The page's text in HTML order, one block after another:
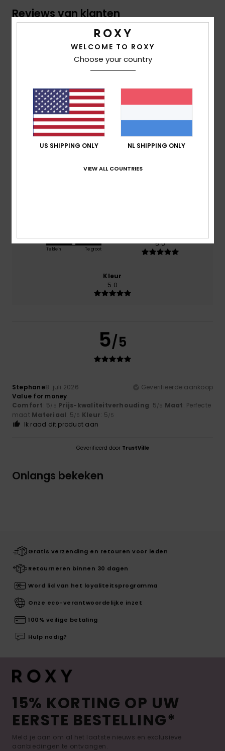
Reviews van klanten
Gemiddelde score
5.0
gebaseerd op1 geverifieerde beoordelingensinds
juli 2026
100% van onze klanten bevelen dit product aan
Te klein Te groot
5.0
Kleur
5.0
5/5
Stephane8. juli 2026
Geverifieerde aankoop
Value for money
Comfort: 5/5 Prijs-kwaliteitverhouding: 5/5 Maat: Perfecte
maat Materiaal: 5/5 Kleur: 5/5
Ik raad dit product aan
Geverifieerd door TrustVille
Onlangs bekeken
Gratis verzending en retouren voor leden
Retourneren binnen 30 dagen
Word lid van het loyaliteitsprogramma
Onze eco-verantwoordelijke inzet
100% veilige betaling
Hulp nodig?
15% KORTING OP UW
EERSTE BESTELLING*
Meld je aan om al het laatste nieuws en exclusieve
aanbiedingen te ontvangen.
WELCOME TO ROXY
Choose your country
US SHIPPING ONLY NL SHIPPING ONLY
VIEW ALL COUNTRIES